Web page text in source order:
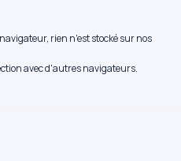
rien n'est stocké sur nos
avec d'autres navigateurs.